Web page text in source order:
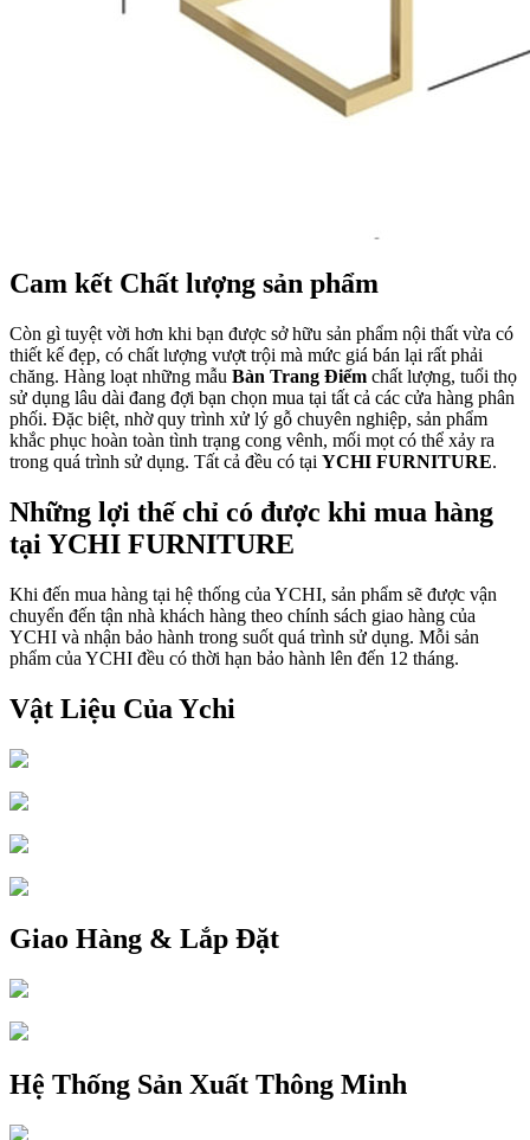
Cam kết Chất lượng sản phẩm
Còn gì tuyệt vời hơn khi bạn được sở hữu sản phẩm nội thất vừa có
thiết kế đẹp, có chất lượng vượt trội mà mức giá bán lại rất phải
chăng. Hàng loạt những mẫu Bàn Trang Điểm chất lượng, tuổi thọ
sử dụng lâu dài đang đợi bạn chọn mua tại tất cả các cửa hàng phân
phối. Đặc biệt, nhờ quy trình xử lý gỗ chuyên nghiệp, sản phẩm
khắc phục hoàn toàn tình trạng cong vênh, mối mọt có thể xảy ra
trong quá trình sử dụng. Tất cả đều có tại YCHI FURNITURE.
Những lợi thế chỉ có được khi mua hàng
tại YCHI FURNITURE
Khi đến mua hàng tại hệ thống của YCHI, sản phẩm sẽ được vận
chuyển đến tận nhà khách hàng theo chính sách giao hàng của
YCHI và nhận bảo hành trong suốt quá trình sử dụng. Mỗi sản
phẩm của YCHI đều có thời hạn bảo hành lên đến 12 tháng.
Vật Liệu Của Ychi
Giao Hàng & Lắp Đặt
Hệ Thống Sản Xuất Thông Minh